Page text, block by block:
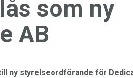
som ny
AB
ny styrelseordförande för